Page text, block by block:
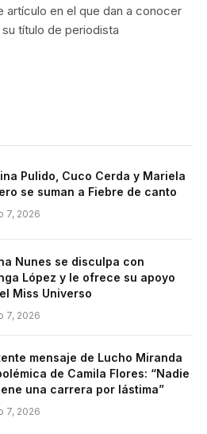
artículo en el que dan a conocer
título de periodista
Pulido, Cuco Cerda y Mariela
se suman a Fiebre de canto
7, 2026
Nunes se disculpa con
López y le ofrece su apoyo
Miss Universo
7, 2026
mensaje de Lucho Miranda
de Camila Flores: “Nadie
una carrera por lástima”
7, 2026